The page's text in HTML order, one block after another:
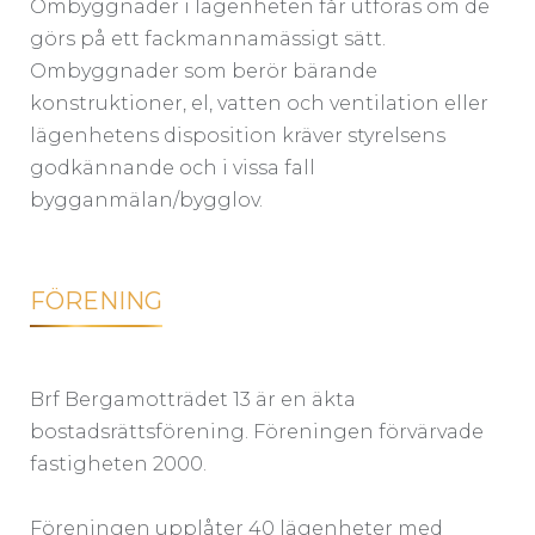
Ombyggnader i lägenheten får utföras om de
görs på ett fackmannamässigt sätt.
Ombyggnader som berör bärande
konstruktioner, el, vatten och ventilation eller
lägenhetens disposition kräver styrelsens
godkännande och i vissa fall
bygganmälan/bygglov.
FÖRENING
Brf Bergamotträdet 13 är en äkta
bostadsrättsförening. Föreningen förvärvade
fastigheten 2000.
Föreningen upplåter 40 lägenheter med